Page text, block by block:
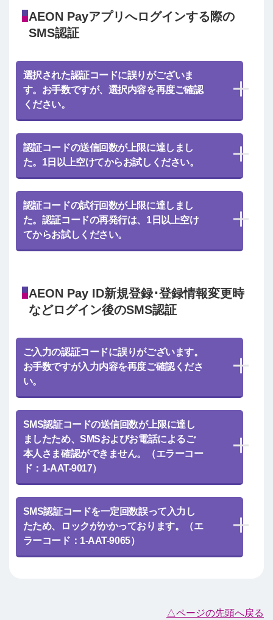
AEON Payアプリへログインする際の
SMS認証
選択された認証コードに誤りがございま
す。お手数ですが、選択内容を再度ご確認
ください。
認証コードの送信回数が上限に達しまし
た。1日以上空けてからお試しください。
認証コードの試行回数が上限に達しまし
た。認証コードの再発行は、1日以上空け
てからお試しください。
AEON Pay ID新規登録･登録情報変更時
などログイン後のSMS認証
ご入力の認証コードに誤りがございます。
お手数ですが入力内容を再度ご確認くださ
い。
SMS認証コードの送信回数が上限に達し
ましたため、SMSおよびお電話によるご
本人さま確認ができません。（エラーコー
ド：1-AAT-9017）
SMS認証コードを一定回数誤って入力し
たため、ロックがかかっております。（エ
ラーコード：1-AAT-9065）
△ページの先頭へ戻る